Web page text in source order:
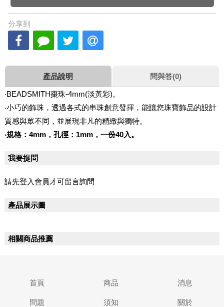
分享到
產品說明 問與答(0)
‧BEADSMITH棗珠-4mm(淡黃彩)。
‧小巧的飾珠，透過各式的串珠創意發揮，能讓您珠寶飾品的設計
質感與眾不同，並展現非凡的精緻與獨特。
‧規格：4mm，孔徑：1mm，一份40入。
我要提問
請先登入會員才可留言詢問
產品展示圖
相關商品推薦
首頁 商品 消息
問題 須知 關於